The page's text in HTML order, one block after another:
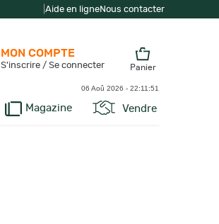
Aide en ligneNous contacter
Magazine Vendre
MON COMPTE
S'inscrire / Se connecter Panier
06 Aoû 2026 - 22:11:52